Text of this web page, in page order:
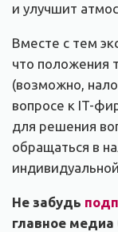
и улучшит
Вместе с тем
что положения
(возможно,
вопросе к IT-
для решения
обращаться в
Не забудь
главное